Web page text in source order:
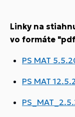
Linky na
vo formáte
PS MAT
PS MAT